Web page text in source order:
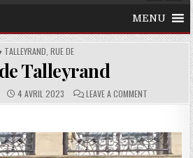
MENU
POSTED IN
TALLEYRAND, RUE DE
Talleyrand
PUBLISHED DATE:
4 AVRIL 2023 COMMENTS:
LEAVE A COMMENTON RUE DE